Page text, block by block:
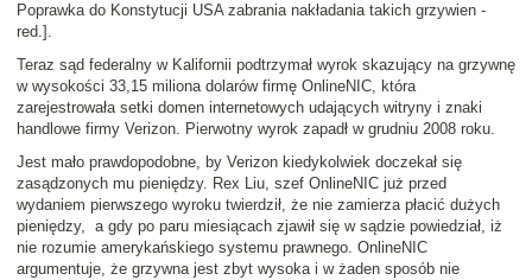
Poprawka do Konstytucji USA zabrania nakładania takich grzywien -
red.].
Teraz sąd federalny w Kalifornii podtrzymał wyrok skazujący na grzywnę
w wysokości 33,15 miliona dolarów firmę OnlineNIC, która
zarejestrowała setki domen internetowych udających witryny i znaki
handlowe firmy Verizon. Pierwotny wyrok zapadł w grudniu 2008 roku.
Jest mało prawdopodobne, by Verizon kiedykolwiek doczekał się
zasądzonych mu pieniędzy. Rex Liu, szef OnlineNIC już przed
wydaniem pierwszego wyroku twierdził, że nie zamierza płacić dużych
pieniędzy, a gdy po paru miesiącach zjawił się w sądzie powiedział, iż
nie rozumie amerykańskiego systemu prawnego. OnlineNIC
argumentuje, że grzywna jest zbyt wysoka i w żaden sposób nie